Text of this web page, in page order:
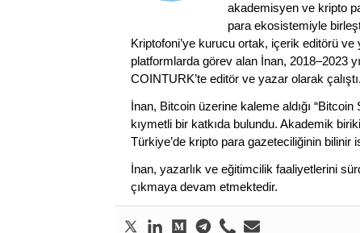
akademisyen ve kripto
para ekosistemiyle
Kriptofoni’ye kurucu ortak, içerik editörü
platformlarda görev alan İnan, 2018–2023
COINTURK’te editör ve yazar olarak çalıştı.
İnan, Bitcoin üzerine kaleme aldığı
kıymetli bir katkıda bulundu. Akademik
Türkiye’de kripto para gazeteciliğinin bilinir
İnan, yazarlık ve eğitimcilik faaliyetlerini
çıkmaya devam etmektedir.